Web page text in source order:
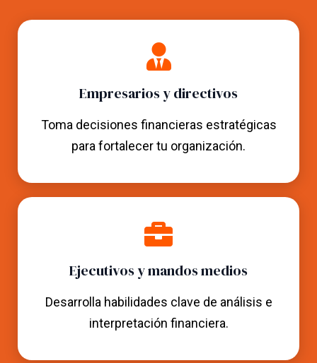
Empresarios y directivos
Toma decisiones financieras estratégicas
para fortalecer tu organización.
Ejecutivos y mandos medios
Desarrolla habilidades clave de análisis e
interpretación financiera.